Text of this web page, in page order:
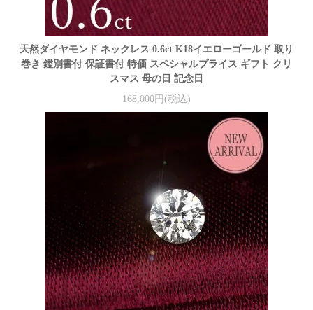
天然ダイヤモンド ネックレス 0.6ct K18イエローゴールド 取り
巻き 鑑別書付 保証書付 特価 スペシャルプライス ギフト クリ
スマス 母の日 記念日
168,000円(税込)